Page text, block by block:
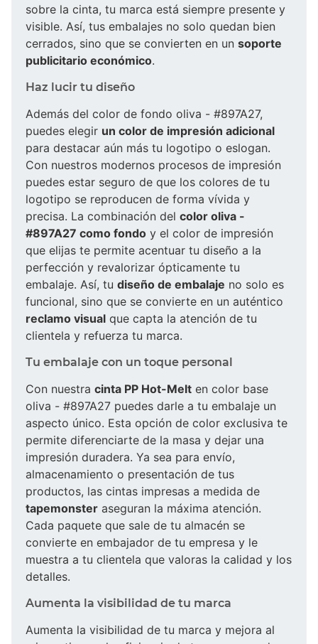
sobre la cinta, tu marca está siempre presente y
visible. Así, tus embalajes no solo quedan bien
cerrados, sino que se convierten en un soporte
publicitario económico.
Haz lucir tu diseño
Además del color de fondo oliva - #897A27,
puedes elegir un color de impresión adicional
para destacar aún más tu logotipo o eslogan.
Con nuestros modernos procesos de impresión
puedes estar seguro de que los colores de tu
logotipo se reproducen de forma vívida y
precisa. La combinación del color oliva -
#897A27 como fondo y el color de impresión
que elijas te permite acentuar tu diseño a la
perfección y revalorizar ópticamente tu
embalaje. Así, tu diseño de embalaje no solo es
funcional, sino que se convierte en un auténtico
reclamo visual que capta la atención de tu
clientela y refuerza tu marca.
Tu embalaje con un toque personal
Con nuestra cinta PP Hot-Melt en color base
oliva - #897A27 puedes darle a tu embalaje un
aspecto único. Esta opción de color exclusiva te
permite diferenciarte de la masa y dejar una
impresión duradera. Ya sea para envío,
almacenamiento o presentación de tus
productos, las cintas impresas a medida de
tapemonster aseguran la máxima atención.
Cada paquete que sale de tu almacén se
convierte en embajador de tu empresa y le
muestra a tu clientela que valoras la calidad y los
detalles.
Aumenta la visibilidad de tu marca
Aumenta la visibilidad de tu marca y mejora al